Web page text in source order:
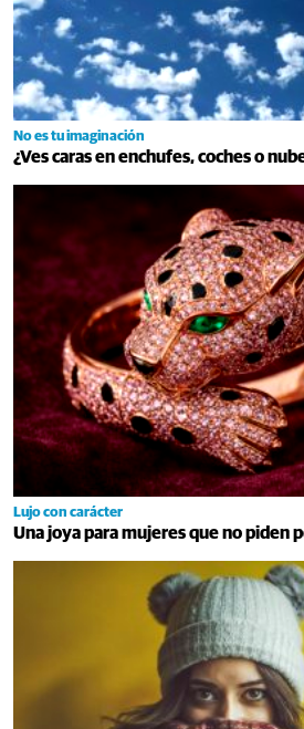
No es tu imaginación
¿Ves caras en enchufes, coches o
Lujo con carácter
Una joya para mujeres que no piden